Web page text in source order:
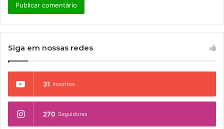
Siga em nossas redes
31 Inscritos
270 Seguidores